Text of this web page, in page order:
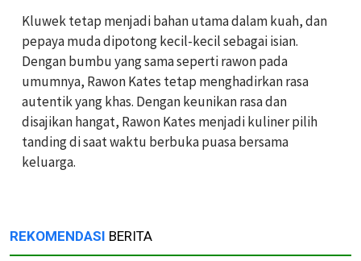
Kluwek tetap menjadi bahan utama dalam kuah, dan
pepaya muda dipotong kecil-kecil sebagai isian.
Dengan bumbu yang sama seperti rawon pada
umumnya, Rawon Kates tetap menghadirkan rasa
autentik yang khas. Dengan keunikan rasa dan
disajikan hangat, Rawon Kates menjadi kuliner pilih
tanding di saat waktu berbuka puasa bersama
keluarga.
REKOMENDASI BERITA